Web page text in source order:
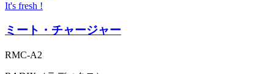
It's fresh !
ミート・チャージャー
RMC-A2